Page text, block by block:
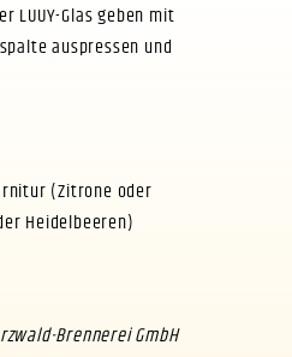
LUUY-Glas geben mit
auspressen und
(Zitrone oder
Heidelbeeren)
Brennerei GmbH